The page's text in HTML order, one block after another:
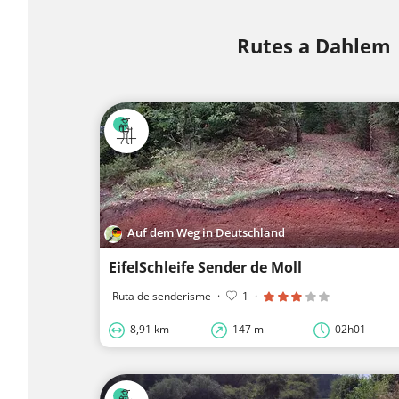
Rutes a Dahlem
Auf dem Weg in Deutschland
EifelSchleife Sender de Moll
Ruta de senderisme · 1 ·
8,91 km 147 m 02h01